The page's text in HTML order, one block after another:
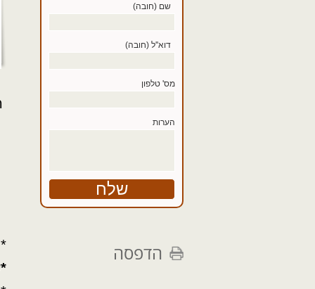
שם (חובה)
דוא''ל (חובה)
מס' טלפון
הערות
הדפסה